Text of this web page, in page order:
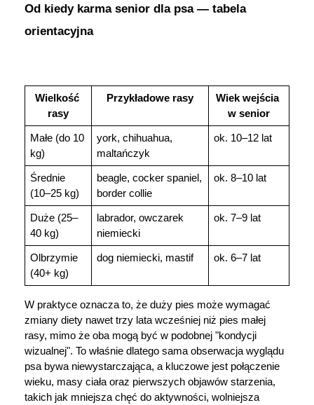
Od kiedy karma senior dla psa — tabela
orientacyjna
Wielkość
rasy
Przykładowe rasy
Wiek wejścia
w senior
Małe (do 10
kg)
york, chihuahua,
maltańczyk
ok. 10–12 lat
Średnie
(10–25 kg)
beagle, cocker spaniel,
border collie
ok. 8–10 lat
Duże (25–
40 kg)
labrador, owczarek
niemiecki
ok. 7–9 lat
Olbrzymie
(40+ kg)
dog niemiecki, mastif ok. 6–7 lat
W praktyce oznacza to, że duży pies może wymagać
zmiany diety nawet trzy lata wcześniej niż pies małej
rasy, mimo że oba mogą być w podobnej "kondycji
wizualnej". To właśnie dlatego sama obserwacja wyglądu
psa bywa niewystarczająca, a kluczowe jest połączenie
wieku, masy ciała oraz pierwszych objawów starzenia,
takich jak mniejsza chęć do aktywności, wolniejsza